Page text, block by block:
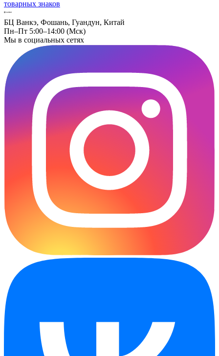
товарных знаков
БЦ Ванкэ, Фошань, Гуандун, Китай
Пн–Пт 5:00–14:00 (Мск)
Мы в социальных сетях